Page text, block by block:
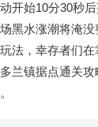
开始10分30秒
黑水涨潮将淹
法，幸存者们
兰镇据点通关